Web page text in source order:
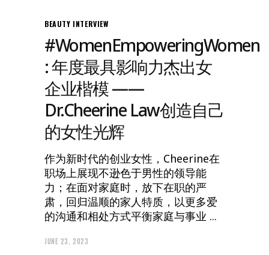
BEAUTY INTERVIEW
#WomenEmpoweringWomen
: 年度最具影响力杰出女
企业楷模 ——
Dr.Cheerine Law创造自己
的女性光辉
作为新时代的创业女性，Cheerine在
职场上展现不逊色于男性的领导能
力；在面对家庭时，放下在职的严
肃，回归温顺的家人特质，以更多爱
的沟通和相处方式平衡家庭与事业
JUNE 23, 2023